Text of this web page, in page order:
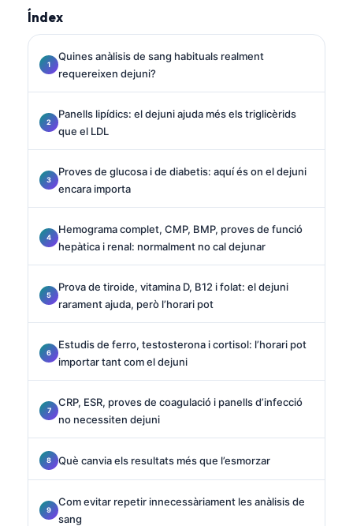
Índex
Quines anàlisis de sang habituals realment
requereixen dejuni?
Panells lipídics: el dejuni ajuda més els triglicèrids
que el LDL
Proves de glucosa i de diabetis: aquí és on el dejuni
encara importa
Hemograma complet, CMP, BMP, proves de funció
hepàtica i renal: normalment no cal dejunar
Prova de tiroide, vitamina D, B12 i folat: el dejuni
rarament ajuda, però l’horari pot
Estudis de ferro, testosterona i cortisol: l’horari pot
importar tant com el dejuni
CRP, ESR, proves de coagulació i panells d’infecció
no necessiten dejuni
Què canvia els resultats més que l’esmorzar
Com evitar repetir innecessàriament les anàlisis de
sang